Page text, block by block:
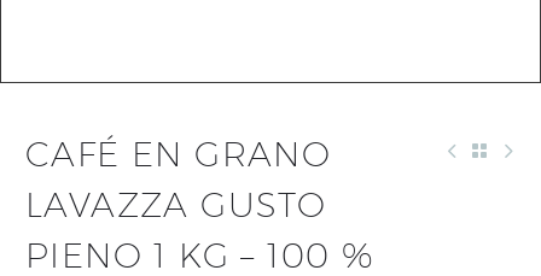
CAFÉ EN GRANO
LAVAZZA GUSTO
PIENO 1 KG – 100 %